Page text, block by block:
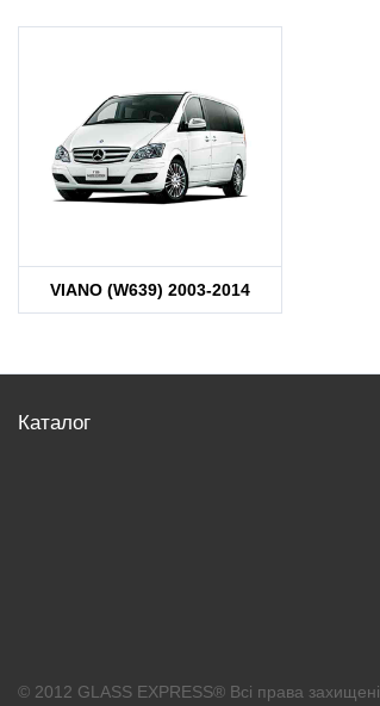
VIANO (W639) 2003-2014
Каталог
© 2012 GLASS EXPRESS® Всі права захищені.